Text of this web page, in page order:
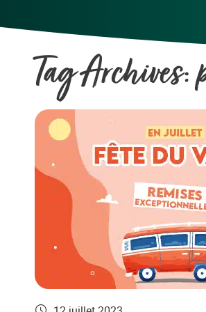
Tag Archives: